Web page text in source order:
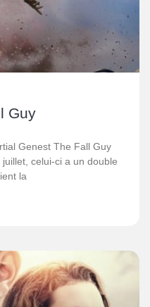
Guy
Genest The Fall Guy
celui-ci a un double
la